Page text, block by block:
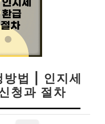
법 | 인지세
청과 절차